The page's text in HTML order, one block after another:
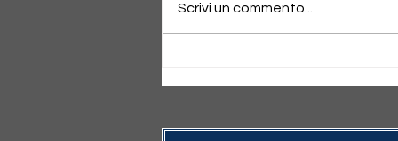
Scrivi un commento...